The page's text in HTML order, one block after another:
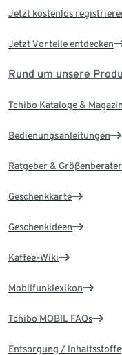
Jetzt kostenlos
Jetzt Vorteile entdecken
Rund um unsere
Tchibo Kataloge &
Bedienungsanleitungen
Ratgeber & Größenberater
Geschenkkarte
Geschenkideen
Kaffee-Wiki
Mobilfunklexikon
Tchibo MOBIL FAQs
Entsorgung / Inhaltsstoffe